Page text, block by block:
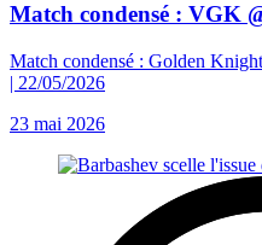
Match condensé : VGK
Match condensé : Golden
| 22/05/2026
23 mai 2026